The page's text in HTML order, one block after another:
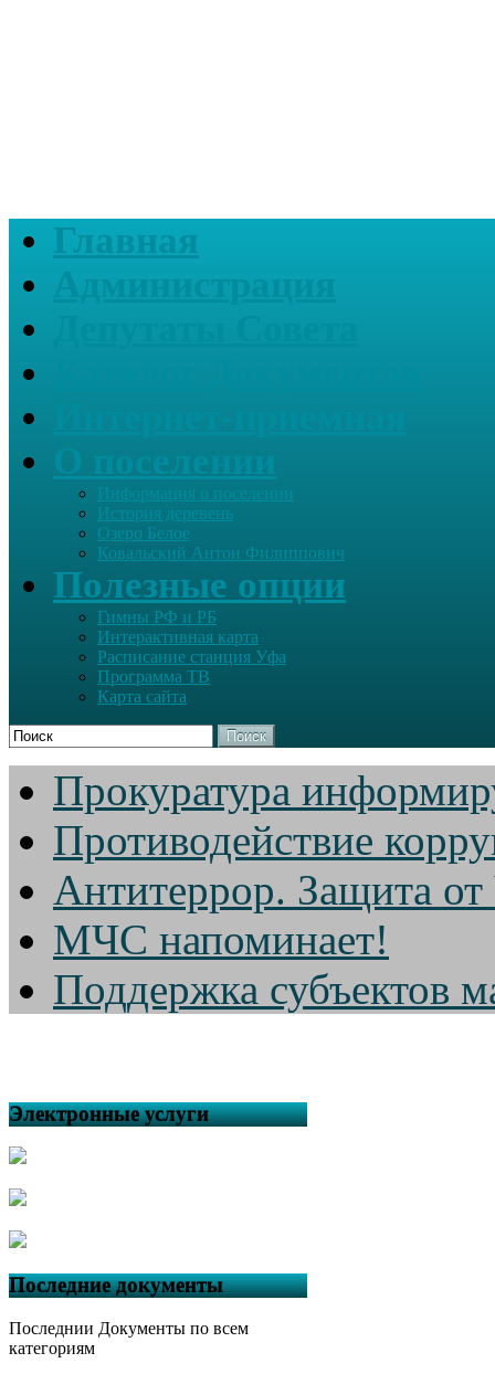
Главная
Информация о поселении
История деревень
Озеро Белое
Ковальский Антон Филиппович
Полезные опции
Гимны РФ и РБ
Интерактивная карта
Расписание станция Уфа
Программа ТВ
Карта сайта
Поиск
Прокуратура
Противодействие
Антитеррор. Защита
МЧС напоминает!
Поддержка субъектов
Электронные услуги
Последние документы
Последнии Документы по всем
категориям